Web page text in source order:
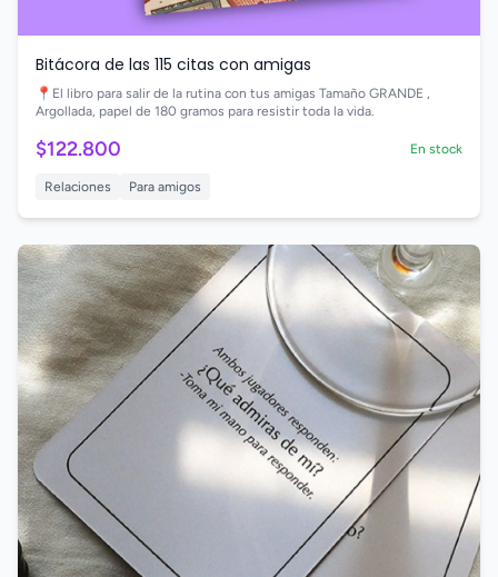
Bitácora de las 115 citas con amigas
📍El libro para salir de la rutina con tus amigas Tamaño GRANDE ,
Argollada, papel de 180 gramos para resistir toda la vida.
$122.800 En stock
Relaciones Para amigos